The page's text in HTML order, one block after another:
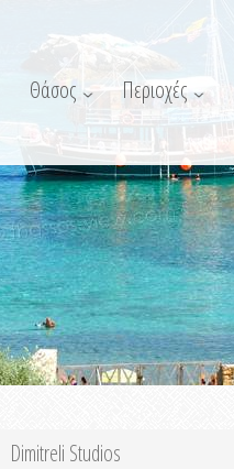
Θάσος Περιοχές
Dimitreli Studios